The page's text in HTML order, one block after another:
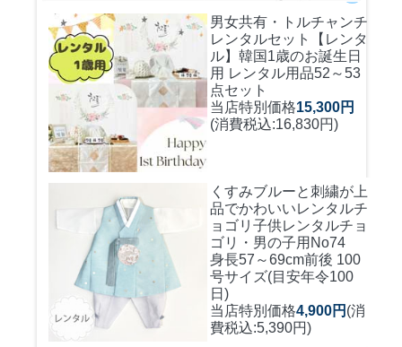
男女共有・トルチャンチ
レンタルセット
【レンタ
ル】韓国1歳のお誕生日
用 レンタル用品52～53
点セット
当店特別価格15,300円
(消費税込:16,830円)
くすみブルーと刺繍が上
品でかわいいレンタルチ
ョゴリ 子供レンタルチョ
ゴリ・男の子用No74
身長57～69cm前後 100
号サイズ(目安年令100
日)
当店特別価格4,900円 (消
費税込:5,390円)